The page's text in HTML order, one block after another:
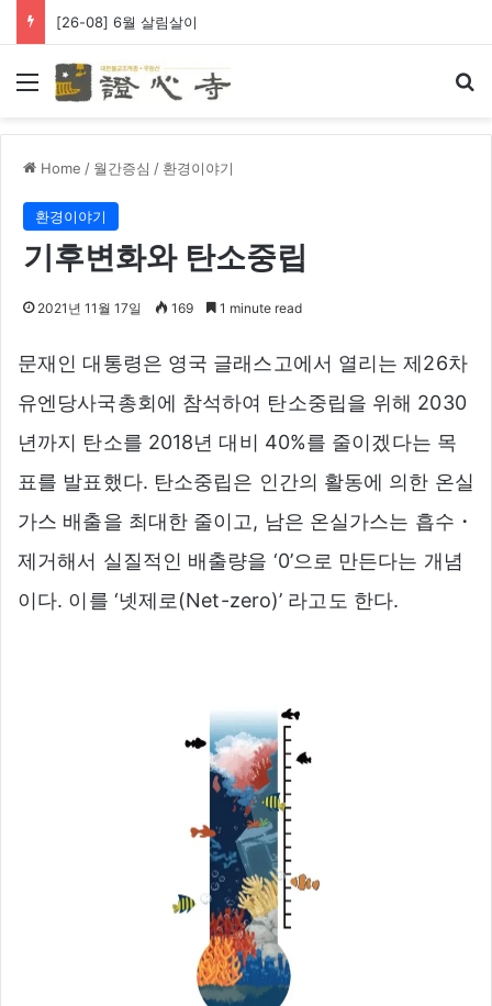
[26-08] 왕생극락 바라옵니다
Menu
Home / 월간증심 / 환경이야기
환경이야기
기후변화와 탄소중립
2021년 11월 17일 169 1 minute read
문재인 대통령은 영국 글래스고에서 열리는 제26차
유엔당사국총회에 참석하여 탄소중립을 위해 2030
년까지 탄소를 2018년 대비 40%를 줄이겠다는 목
표를 발표했다. 탄소중립은 인간의 활동에 의한 온실
가스 배출을 최대한 줄이고, 남은 온실가스는 흡수・
제거해서 실질적인 배출량을 ‘0’으로 만든다는 개념
이다. 이를 ‘넷제로(Net-zero)’ 라고도 한다.